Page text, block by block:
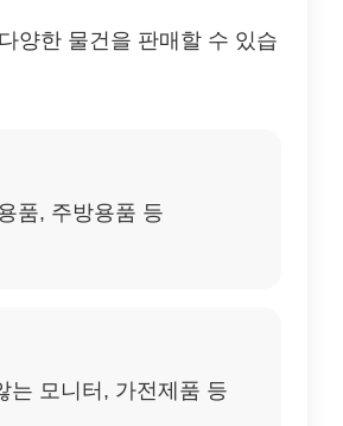
양한 물건을 판매할 수 있습
품, 주방용품 등
는 모니터, 가전제품 등